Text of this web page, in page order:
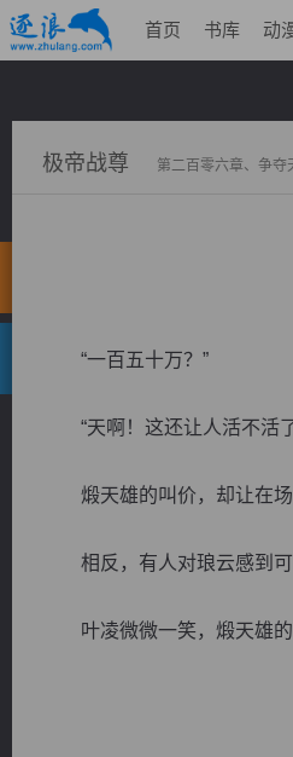
首页 书库 动
极帝战尊 第二百零六章、争夺
“一百五十万？”
“天啊！这还让人活不活
煅天雄的叫价，却让在场
相反，有人对琅云感到可
叶凌微微一笑，煅天雄的